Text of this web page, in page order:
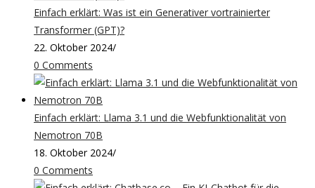
Einfach erklärt: Was ist ein Generativer vortrainierter
Transformer (GPT)?
22. Oktober 2024/
0 Comments
Einfach erklärt: Llama 3.1 und die Webfunktionalität von
Nemotron 70B
18. Oktober 2024/
0 Comments